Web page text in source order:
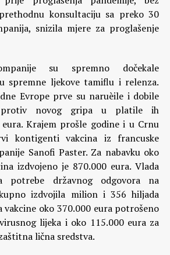
konsultaciju sa preko 30
snizila mjere za proglašenje
su spremno dočekale
spremne ljekove tamiflu i relenza.
Evrope prve su naruèile i dobile
protiv novog gripa u platile ih
Krajem prošle godine i u Crnu
kontigenti vakcina iz francuske
Sanofi Paster. Za nabavku oko
izdvojeno je 870.000 eura. Vlada
potrebe državnog odgovora na
izdvojila milion i 356 hiljada
vakcine oko 370.000 eura potrošeno
lijeka i oko 115.000 eura za
lična sredstva.